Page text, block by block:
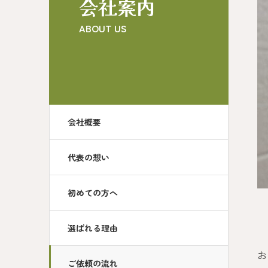
会社案内
ABOUT US
会社概要
代表の想い
初めての方へ
選ばれる理由
ご依頼の流れ